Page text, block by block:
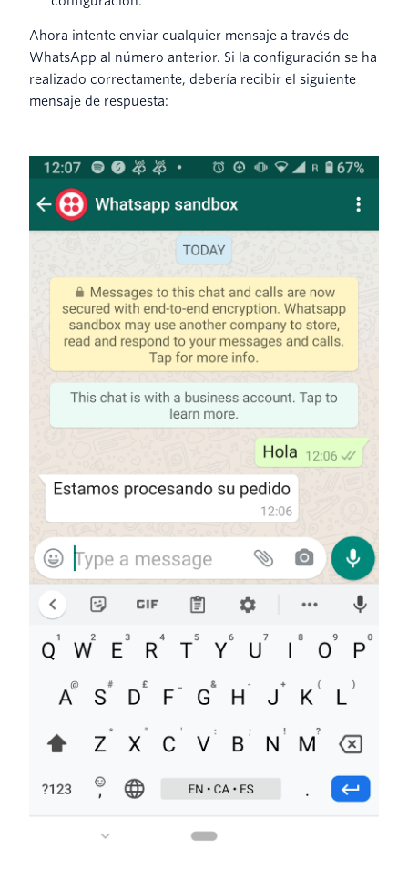
Ahora intente enviar cualquier mensaje a través de
WhatsApp al número anterior. Si la configuración se ha
realizado correctamente, debería recibir el siguiente
mensaje de respuesta: